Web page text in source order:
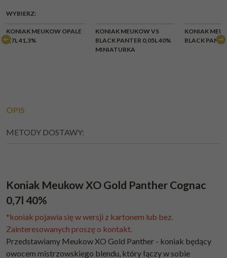
WYBIERZ:
KONIAK MEUKOW OPALE
0,7L 41,3%
KONIAK MEUKOW VS
BLACK PANTER 0,05L 40%
MINIATURKA
KONIAK
BLACK
OPIS
METODY DOSTAWY:
Koniak Meukow XO Gold Panther Cognac
0,7l 40%
*koniak pojawia się w wersji z kartonem lub bez.
Zainteresowanych proszę o kontakt.
Przedstawiamy Meukow XO Gold Panther - koniak będący
owocem mistrzowskiego blendu, który łączy w sobie